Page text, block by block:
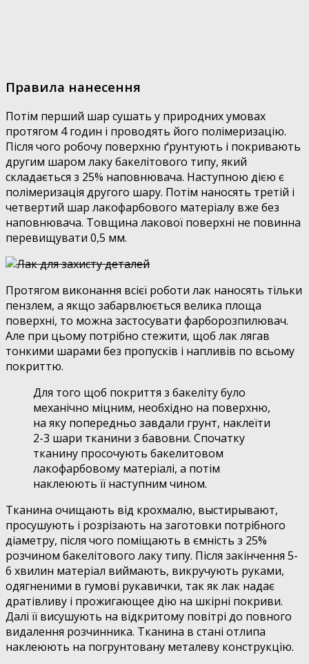
Правила нанесення
Потім перший шар сушать у природних умовах
протягом 4 годин і проводять його полімеризацію.
Після чого робочу поверхню ґрунтують і покривають
другим шаром лаку бакелітового типу, який
складається з 25% наповнювача. Наступною дією є
полімеризація другого шару. Потім наносять третій і
четвертий шар лакофарбового матеріалу вже без
наповнювача. Товщина лакової поверхні не повинна
перевищувати 0,5 мм.
Протягом виконання всієї роботи лак наносять тільки
пензлем, а якщо забарвлюється велика площа
поверхні, то можна застосувати фарборозпилювач.
Але при цьому потрібно стежити, щоб лак лягав
тонкими шарами без пропусків і напливів по всьому
покриттю.
Для того щоб покриття з бакеліту було
механічно міцним, необхідно на поверхню,
на яку попередньо завдали грунт, наклеїти
2-3 шари тканини з бавовни. Спочатку
тканину просочують бакелитовом
лакофарбовому матеріалі, а потім
наклеюють її наступним чином.
Тканина очищають від крохмалю, выстирывают,
просушують і розрізають на заготовки потрібного
діаметру, після чого поміщають в ємність з 25%
розчином бакелітового лаку типу. Після закінчення 5-
6 хвилин матеріал виймають, викручують руками,
одягненими в гумові рукавички, так як лак надає
дратівливу і прожигающее дію на шкірні покриви.
Далі її висушують на відкритому повітрі до повного
видалення розчинника. Тканина в стані отлипа
наклеюють на погрунтовану металеву конструкцію.